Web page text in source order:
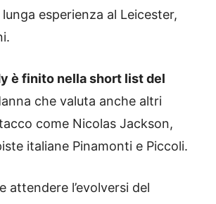
esperienza al Leicester,
è finito nella short list del
che valuta anche altri
come Nicolas Jackson,
italiane Pinamonti e Piccoli.
attendere l’evolversi del